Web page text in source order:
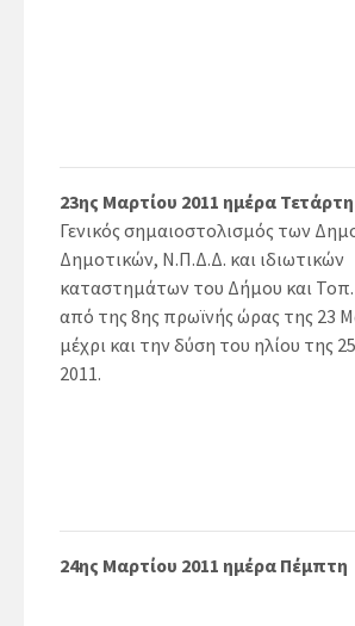
23ης Μαρτίου 2011 ημέρα Τετάρτη
Γενικός σημαιοστολισμός των
Δημοτικών, Ν.Π.Δ.Δ. και ιδιωτικών
καταστημάτων του Δήμου και
από της 8ης πρωϊνής ώρας της 23
μέχρι και την δύση του ηλίου της
2011.
24ης Μαρτίου 2011 ημέρα Πέμπτη